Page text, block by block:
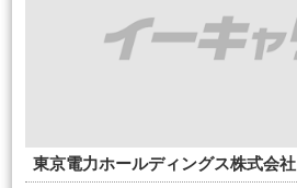
東京電力ホールディングス株式会社